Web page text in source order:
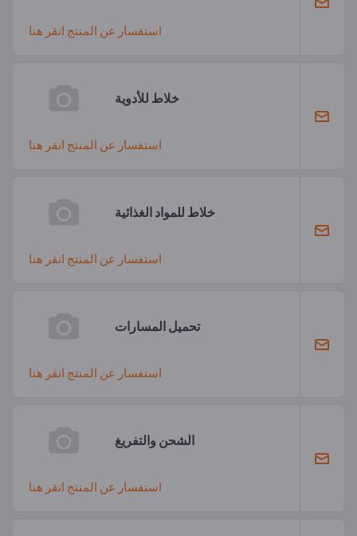
استفسار عن المنتج انقر هنا
خلاط للأدوية
استفسار عن المنتج انقر هنا
خلاط للمواد الغذائية
استفسار عن المنتج انقر هنا
تحميل المسارات
استفسار عن المنتج انقر هنا
الشحن والتفريغ
استفسار عن المنتج انقر هنا